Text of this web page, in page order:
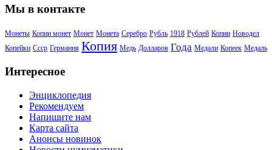
Мы в контакте
Монеты Копии монет Монет Монета Серебро Рубль 1918 Рублей Копии Новодел
Копейки Ссср Германия Копия Медь Долларов Года Медали Копеек Медаль
Интересное
Энциклопедия
Рекомендуем
Напишите нам
Карта сайта
Анонсы новинок